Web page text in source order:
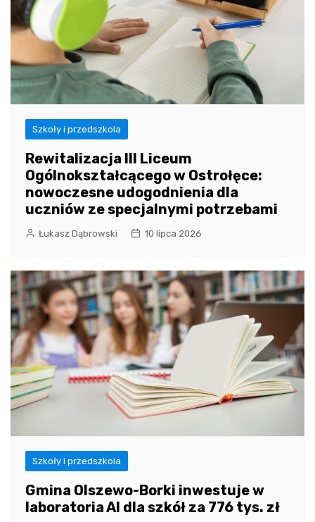
Szkoły i przedszkola
Rewitalizacja III Liceum
Ogólnokształcącego w Ostrołęce:
nowoczesne udogodnienia dla
uczniów ze specjalnymi potrzebami
Łukasz Dąbrowski 10 lipca 2026
Szkoły i przedszkola
Gmina Olszewo-Borki inwestuje w
laboratoria AI dla szkół za 776 tys. zł